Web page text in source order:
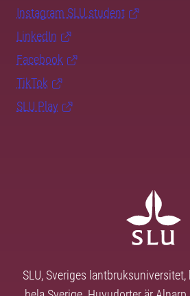
Instagram SLU.student
LinkedIn
Facebook
TikTok
SLU Play
SLU, Sveriges